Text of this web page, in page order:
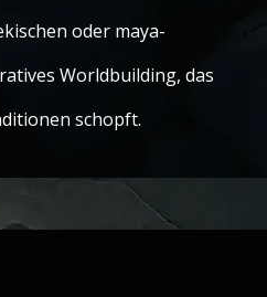
oder maya-
Worldbuilding, das
schopft.